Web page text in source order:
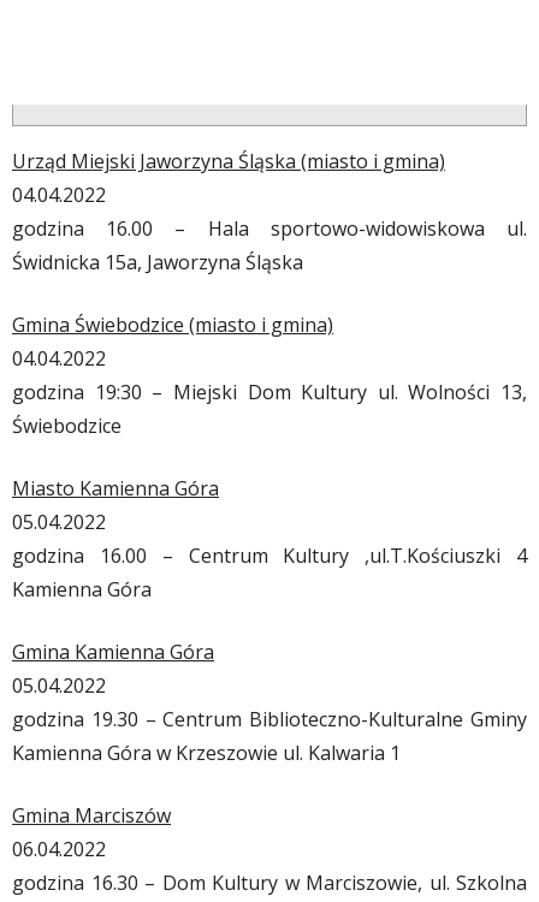
Urząd Miejski Jaworzyna Śląska (miasto i gmina)
04.04.2022
godzina 16.00 – Hala sportowo-widowiskowa ul.
Świdnicka 15a, Jaworzyna Śląska
Gmina Świebodzice (miasto i gmina)
04.04.2022
godzina 19:30 – Miejski Dom Kultury ul. Wolności 13,
Świebodzice
Miasto Kamienna Góra
05.04.2022
godzina 16.00 – Centrum Kultury ,ul.T.Kościuszki 4
Kamienna Góra
Gmina Kamienna Góra
05.04.2022
godzina 19.30 – Centrum Biblioteczno-Kulturalne Gminy
Kamienna Góra w Krzeszowie ul. Kalwaria 1
Gmina Marciszów
06.04.2022
godzina 16.30 – Dom Kultury w Marciszowie, ul. Szkolna